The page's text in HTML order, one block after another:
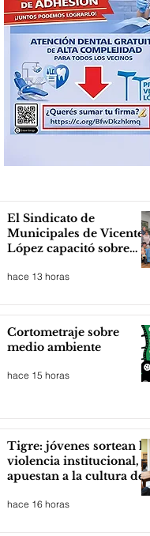
El Sindicato de
Municipales de Vicente
López capacitó sobre
hace 13 horas
Cortometraje sobre
medio ambiente
hace 15 horas
Tigre: jóvenes sortean la
violencia institucional,
apuestan a la cultura del
hace 16 horas